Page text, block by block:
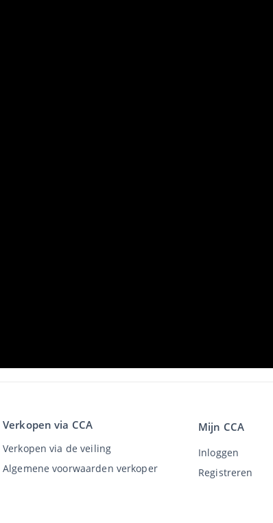
Verkopen via CCA
Verkopen via de veiling
Algemene voorwaarden verkoper
Mijn CCA
Inloggen
Registreren